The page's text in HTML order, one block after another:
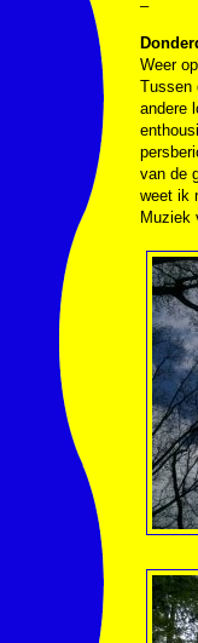
–
Weer
Tussen
andere
van de
weet ik
Muziek